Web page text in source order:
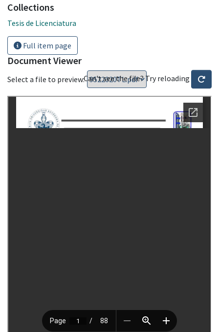
Collections
Tesis de Licenciatura
Full item page
Document Viewer
Select a file to preview:Can't see the file? Try reloading